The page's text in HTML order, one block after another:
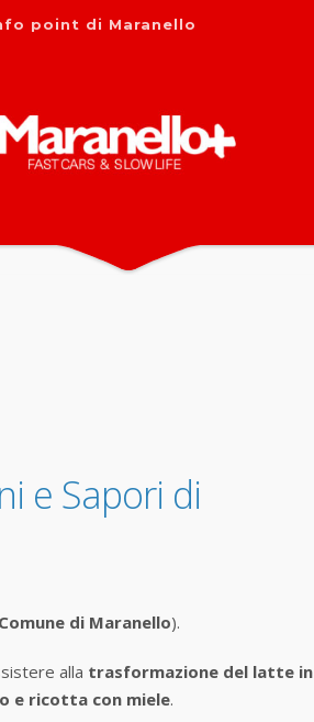
point di Maranello
e Sapori di
di Maranello).
alla trasformazione del latte in
e ricotta con miele.